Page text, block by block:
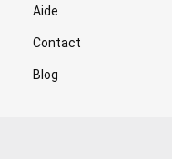
Aide
Contact
Blog